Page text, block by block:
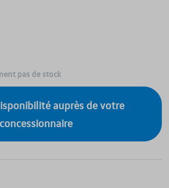
pas de stock
auprès de votre
concessionnaire